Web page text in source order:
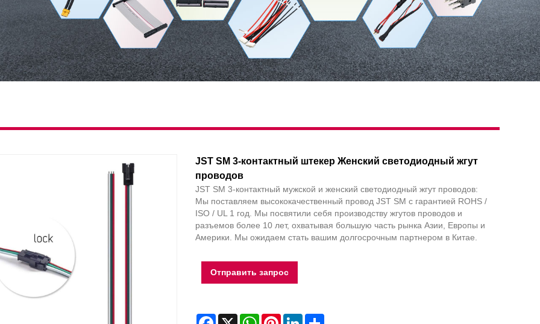
JST SM 3-контактный штекер Женский светодиодный жгут
проводов
JST SM 3-контактный мужской и женский светодиодный жгут проводов:
Мы поставляем высококачественный провод JST SM с гарантией ROHS /
ISO / UL 1 год. Мы посвятили себя производству жгутов проводов и
разъемов более 10 лет, охватывая большую часть рынка Азии, Европы и
Америки. Мы ожидаем стать вашим долгосрочным партнером в Китае.
Отправить запрос
Facebook
X WhatsAppPinterestLinkedInShare